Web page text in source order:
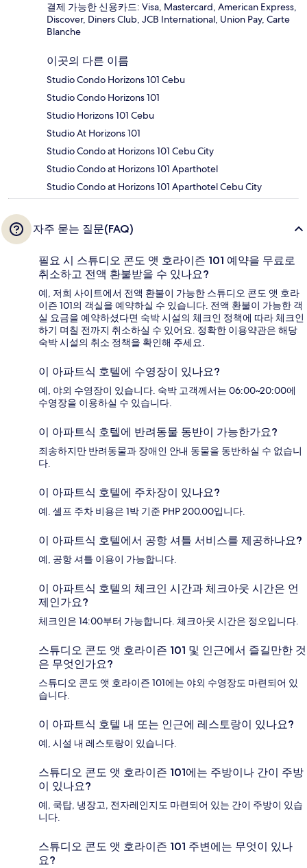
결제 가능한 신용카드: Visa, Mastercard, American Express,
Discover, Diners Club, JCB International, Union Pay, Carte
Blanche
이곳의 다른 이름
Studio Condo Horizons 101 Cebu
Studio Condo Horizons 101
Studio Horizons 101 Cebu
Studio At Horizons 101
Studio Condo at Horizons 101 Cebu City
Studio Condo at Horizons 101 Aparthotel
Studio Condo at Horizons 101 Aparthotel Cebu City
자주 묻는 질문(FAQ)
필요 시 스튜디오 콘도 앳 호라이즌 101 예약을 무료로
취소하고 전액 환불받을 수 있나요?
예, 저희 사이트에서 전액 환불이 가능한 스튜디오 콘도 앳 호라
이즌 101의 객실을 예약하실 수 있습니다. 전액 환불이 가능한 객
실 요금을 예약하셨다면 숙박 시설의 체크인 정책에 따라 체크인
하기 며칠 전까지 취소하실 수 있어요. 정확한 이용약관은 해당
숙박 시설의 취소 정책을 확인해 주세요.
이 아파트식 호텔에 수영장이 있나요?
예, 야외 수영장이 있습니다. 숙박 고객께서는 06:00~20:00에
수영장을 이용하실 수 있습니다.
이 아파트식 호텔에 반려동물 동반이 가능한가요?
죄송하지만 반려동물과 장애인 안내 동물을 동반하실 수 없습니
다.
이 아파트식 호텔에 주차장이 있나요?
예. 셀프 주차 비용은 1박 기준 PHP 200.00입니다.
이 아파트식 호텔에서 공항 셔틀 서비스를 제공하나요?
예, 공항 셔틀 이용이 가능합니다.
이 아파트식 호텔의 체크인 시간과 체크아웃 시간은 언
제인가요?
체크인은 14:00부터 가능합니다. 체크아웃 시간은 정오입니다.
스튜디오 콘도 앳 호라이즌 101 및 인근에서 즐길만한 것
은 무엇인가요?
스튜디오 콘도 앳 호라이즌 101에는 야외 수영장도 마련되어 있
습니다.
이 아파트식 호텔 내 또는 인근에 레스토랑이 있나요?
예, 시설 내 레스토랑이 있습니다.
스튜디오 콘도 앳 호라이즌 101에는 주방이나 간이 주방
이 있나요?
예, 쿡탑, 냉장고, 전자레인지도 마련되어 있는 간이 주방이 있습
니다.
스튜디오 콘도 앳 호라이즌 101 주변에는 무엇이 있나
요?